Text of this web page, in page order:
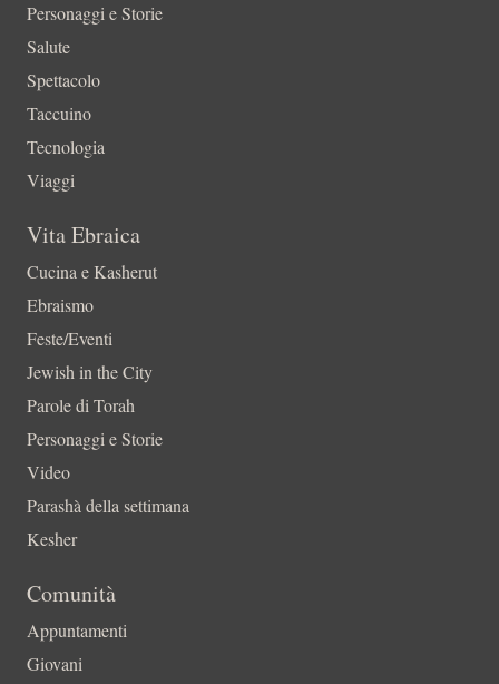
Personaggi e Storie
Salute
Spettacolo
Taccuino
Tecnologia
Viaggi
Vita Ebraica
Cucina e Kasherut
Ebraismo
Feste/Eventi
Jewish in the City
Parole di Torah
Personaggi e Storie
Video
Parashà della settimana
Kesher
Comunità
Appuntamenti
Giovani